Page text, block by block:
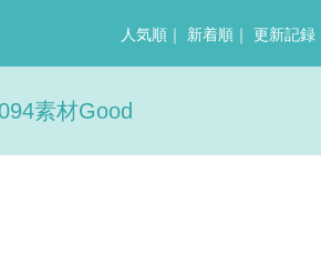
人気順 ｜ 新着順 ｜ 更新記録
素材Good